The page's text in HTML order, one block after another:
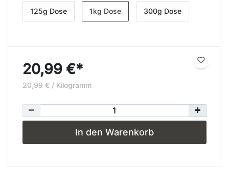
125g Dose 1kg Dose 300g Dose
20,99 €*
20,99 € / Kilogramm
In den Warenkorb